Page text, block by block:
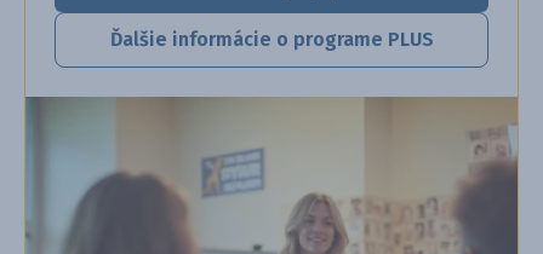
Ďalšie informácie o programe PLUS